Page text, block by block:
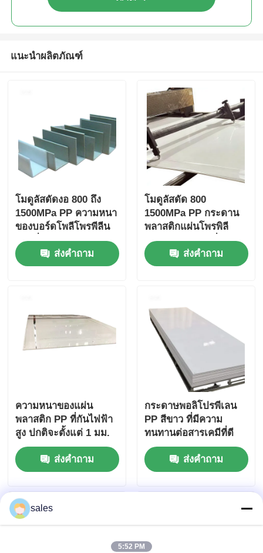
แนะนำผลิตภัณฑ์
โมดูลัสดัดงอ 800 ถึง
1500MPa PP ความหนา
ของบอร์ดโพลีโพรพีลีน
โดยทั่วไปจะมีช่วง 1 มม.
ถึง 20 มม. เหมาะสำหรับ
งานอุตสาหกรรม
ส่งคำถาม
โมดูลัสดัด 800
1500MPa PP กระดาน
พลาสติกแผ่นโพรพิลี
นทนต่อกรดวัสดุที่
ทนทานสำหรับสารเคมีที่
รุนแรง
ส่งคำถาม
ความหนาของแผ่น
พลาสติก PP ที่กันไฟฟ้า
สูง ปกติจะตั้งแต่ 1 มม.
ถึง 20 มม. เหมาะสําหรับ
การใช้งานไฟฟ้าและ
เครื่องกล
ส่งคำถาม
กระดาษพอลิโปรพีเลน
PP สีขาว ที่มีความ
ทนทานต่อสารเคมีที่ดี
ส่งคำถาม
sales
5:52 PM